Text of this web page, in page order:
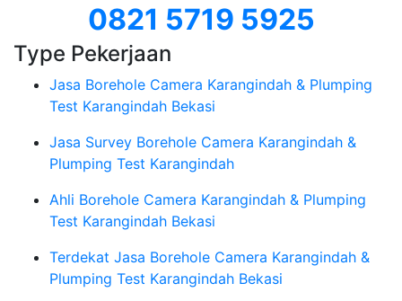
0821 5719 5925
Type Pekerjaan
Jasa Borehole Camera Karangindah & Plumping
Test Karangindah Bekasi
Jasa Survey Borehole Camera Karangindah &
Plumping Test Karangindah
Ahli Borehole Camera Karangindah & Plumping
Test Karangindah Bekasi
Terdekat Jasa Borehole Camera Karangindah &
Plumping Test Karangindah Bekasi